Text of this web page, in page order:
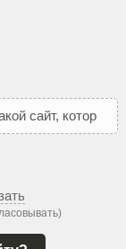
кой сайт,